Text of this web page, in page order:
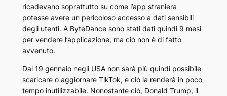
ricadevano soprattutto su come l’app straniera
potesse avere un pericoloso accesso a dati sensibili
degli utenti. A ByteDancesono stati dati quindi 9 mesi
per vendere l’applicazione, ma ciò non è di fatto
avvenuto.
Dal 19 gennaio negli USA non sarà più quindi possibile
scaricare o aggiornare TikTok, e ciò la renderà in poco
tempo inutilizzabile. Nonostante ciò, Donald Trump, il